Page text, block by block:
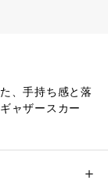
、手持ち感と落
ャザースカー